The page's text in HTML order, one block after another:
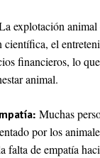
explotación
científica, el
financieros, lo
animal.
Muchas
por los
falta de empatía